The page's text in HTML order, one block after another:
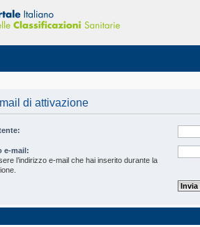
di attivazione
e-mail:
l’indirizzo e-mail che hai inserito durante la